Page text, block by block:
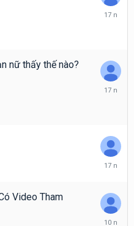
Tháng
nữ thấy thế nào?
Tháng
Tháng
2009
Video Tham
Tháng